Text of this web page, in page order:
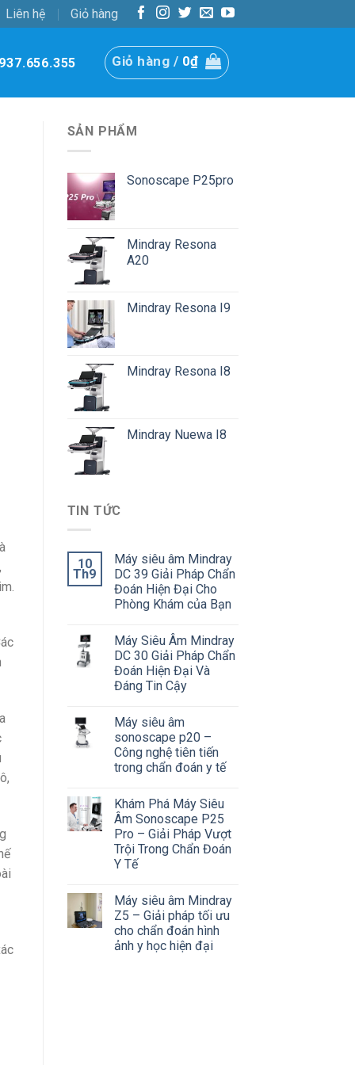
Liên hệ Giỏ hàng
Giỏ hàng / 0₫
SẢN PHẨM
Sonoscape P25pro
Mindray Resona
A20
Mindray Resona I9
Mindray Resona I8
Mindray Nuewa I8
TIN TỨC
10
Th9
Máy siêu âm Mindray
DC 39 Giải Pháp Chẩn
Đoán Hiện Đại Cho
Phòng Khám của Bạn
Máy Siêu Âm Mindray
DC 30 Giải Pháp Chẩn
Đoán Hiện Đại Và
Đáng Tin Cậy
Máy siêu âm
sonoscape p20 –
Công nghệ tiên tiến
trong chẩn đoán y tế
Khám Phá Máy Siêu
Âm Sonoscape P25
Pro – Giải Pháp Vượt
Trội Trong Chẩn Đoán
Y Tế
Máy siêu âm Mindray
Z5 – Giải pháp tối ưu
cho chẩn đoán hình
ảnh y học hiện đại